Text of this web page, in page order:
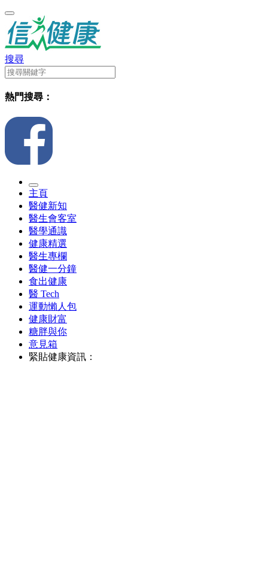
搜尋
熱門搜尋：
主頁
醫健新知
醫生會客室
醫學通識
健康精選
醫生專欄
醫健一分鐘
食出健康
醫 Tech
運動懶人包
健康財富
糖胖與你
意見箱
緊貼健康資訊：